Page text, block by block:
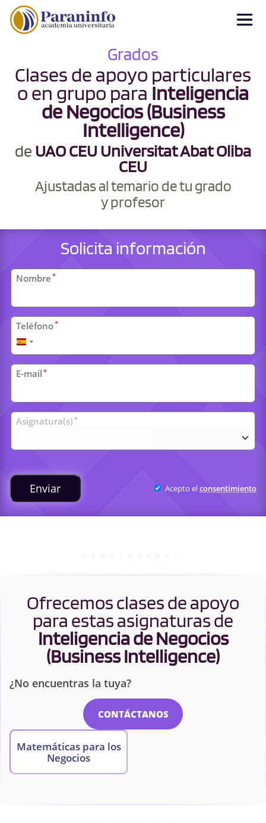
Grados
Clases de apoyo particulares
o en grupo para Inteligencia
de Negocios (Business
Intelligence)
de UAO CEU Universitat Abat Oliba
CEU
Ajustadas al temario de tu grado
y profesor
Solicita información
Datos
personales
Nombre *
Teléfono*
España
+34
E-mail *
Clases
universitarias
Asignatura(s) *
Enviar Acepto elconsentimiento
Ofrecemos clases de apoyo
para estas asignaturas de
Inteligencia de Negocios
(Business Intelligence)
¿No encuentras la tuya?
CONTÁCTANOS
Matemáticas para los
Negocios